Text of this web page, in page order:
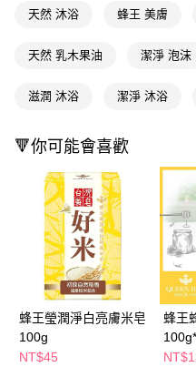
便利好安心！
３．安心：先確認商品／服務後，再
【「AFTEE先享後付」結帳流程】
２．訂單成立數日內，您將收到繳費
ATM／網路銀行／等多元方式進行
※ 請注意：結帳手續完成當下不需
購買商品的店家。未經商家同意取
後付繳納相關費用。
※ 交易是否成功請以「AFTEE先
是否繳費成功／繳費後需取消欲退
客戶支援中心」https://
１．透過由恩沛科技股份有限公司
易，需依本服務之必要範圍內提供
權轉讓予恩沛科技股份有限公司。
每筆NT$65，滿NT$390(含以
每筆NT$65，滿NT$390(含以上)
萊爾富取貨付款
每筆NT$65，滿NT$490(含以
付款後萊爾富取貨
每筆NT$65，滿NT$490(含以
7-11取貨付款
每筆NT$65，滿NT$490(含以
付款後7-11取貨
天然 沐浴 蜂王 美膚
天然 乳木果油 潔淨 泡沫
滋潤 沐浴 潔淨 沐浴
🔻你可能會喜歡
蜂王瑩潤淨白亮膚米皂
100g
NT$45
蜂王